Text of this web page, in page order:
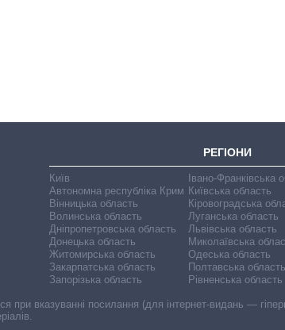
РЕГІОНИ
Київ
Автономна республіка Крим
Вінницька область
Волинська область
Дніпропетровська область
Донецька область
Житомирська область
Закарпатська область
Запорізька область
Івано-Франківська
Київська область
Кіровоградська
Луганська область
Львівська область
Миколаївська
Одеська область
Полтавська область
Рівненська область
при вказуванні посилання (для інтернет-видань —